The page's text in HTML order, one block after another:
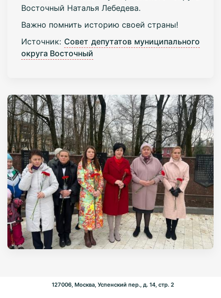
Восточный Наталья Лебедева.
Важно помнить историю своей страны!
Источник: Совет депутатов муниципального
округа Восточный
127006, Москва, Успенский пер., д. 14, стр. 2